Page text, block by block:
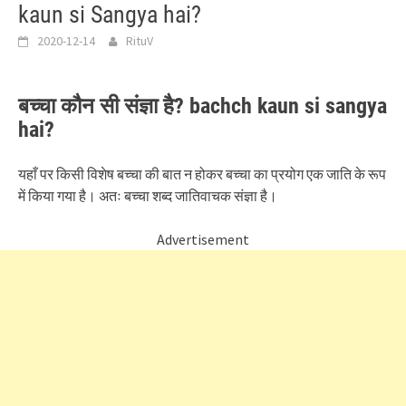
kaun si Sangya hai?
2020-12-14 RituV
बच्चा कौन सी संज्ञा है? bachch kaun si sangya
hai?
यहाँ पर किसी विशेष बच्चा की बात न होकर बच्चा का प्रयोग एक जाति के रूप
में किया गया है। अतः बच्चा शब्द जातिवाचक संज्ञा है।
Advertisement